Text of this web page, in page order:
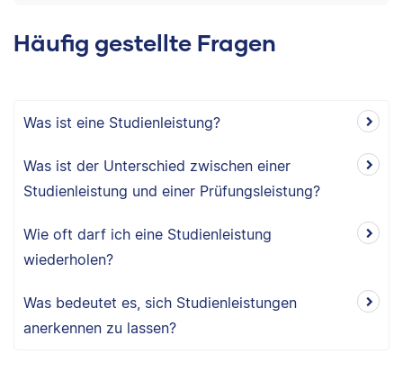
Häufig gestellte Fragen
Was ist eine Studienleistung?
Was ist der Unterschied zwischen einer
Studienleistung und einer Prüfungsleistung?
Wie oft darf ich eine Studienleistung
wiederholen?
Was bedeutet es, sich Studienleistungen
anerkennen zu lassen?